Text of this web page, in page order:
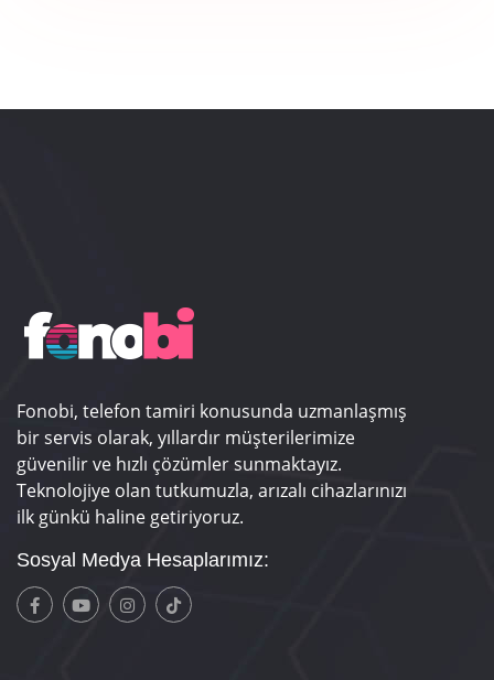
Fonobi, telefon tamiri konusunda uzmanlaşmış
bir servis olarak, yıllardır müşterilerimize
güvenilir ve hızlı çözümler sunmaktayız.
Teknolojiye olan tutkumuzla, arızalı cihazlarınızı
ilk günkü haline getiriyoruz.
Sosyal Medya Hesaplarımız: